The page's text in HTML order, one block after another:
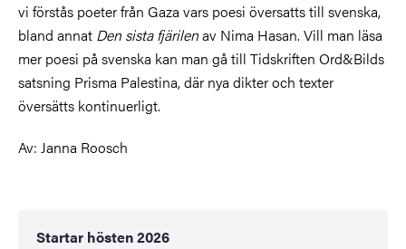
vi förstås poeter från Gaza vars poesi översatts till svenska,
bland annat Den sista fjärilenav Nima Hasan. Vill man läsa
mer poesi på svenska kan man gå till Tidskriften Ord&Bilds
satsning Prisma Palestina, där nya dikter och texter
översätts kontinuerligt.
Av: Janna Roosch
Startar hösten 2026